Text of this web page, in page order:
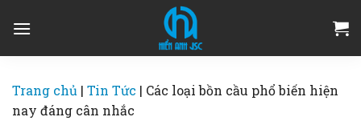
Trang chủ | Tin Tức | Các loại bồn cầu phổ biến hiện
nay đáng cân nhắc